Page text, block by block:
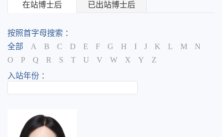
在站博士后 已出站博士后
按照首字母搜索 ：
全部
A B C D E F G H I J K L M
N
O
P Q R S T U V W X Y
Z
入站年份 ：